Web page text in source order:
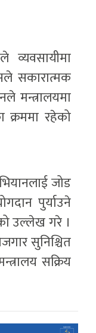
व्यवसायीमा
सकारात्मक
मन्त्रालयमा
रहेको
जोड
पुर्याउने
उल्लेख गरे ।
सुनिश्चित
सक्रिय